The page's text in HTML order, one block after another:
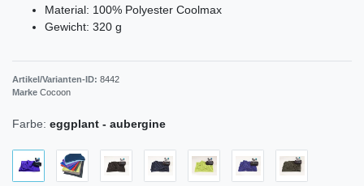
Material: 100% Polyester Coolmax
Gewicht: 320 g
Artikel/Varianten-ID: 8442
Marke Cocoon
Farbe: eggplant - aubergine